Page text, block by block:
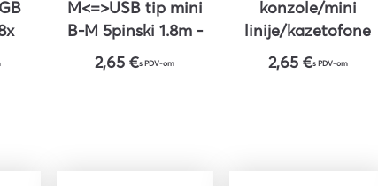
M<=>USB tip mini
B-M 5pinski 1.8m -
ROLINE
2,65 €s PDV-om
konzole/mini
linije/kazetofone
1.2m - ROLINE
2,65 €s PDV-om